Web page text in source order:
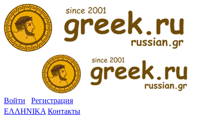
Войти
Регистрация
ΕΛΛΗΝΙΚΑ Контакты